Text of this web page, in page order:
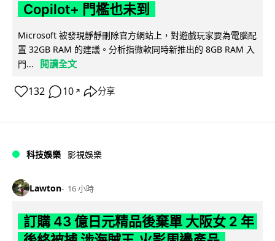
Copilot+ 門檻也未到
Microsoft 被發現靜靜刪除官方網站上，對遊戲玩家要為電腦配
置 32GB RAM 的建議。分析指微軟同時新推出的 8GB RAM 入
門...
閱讀全文
132 10 ↗ 分享
科技娛樂 影視娛樂
Lawton 16 小時
訂購 43 億日元精品後棄單 大阪女 2 年